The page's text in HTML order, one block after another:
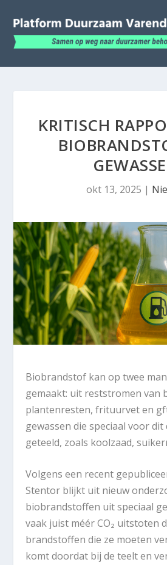
KRITISCH
okt 13, 2025 |
Biobrandstof kan op twee
gemaakt: uit reststromen van
plantenresten, frituurvet en
gewassen die speciaal voor
geteeld, zoals koolzaad,
Volgens een recent
Stentor blijkt uit nieuw
biobrandstoffen uit speciaal
vaak juist méér CO₂ uitstoten
brandstoffen die ze moeten
komt doordat bij de teelt en